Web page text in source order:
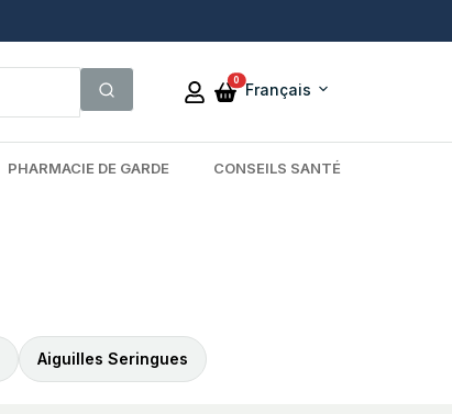
0 Français
PHARMACIE DE GARDE CONSEILS SANTÉ
Aiguilles Seringues